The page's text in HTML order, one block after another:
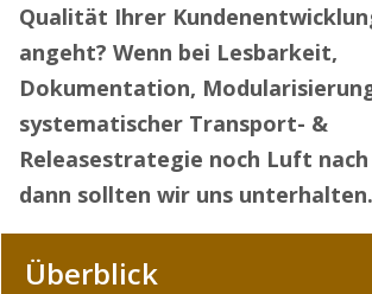
Qualität Ihrer
angeht? Wenn bei Lesbarkeit,
Dokumentation,
systematischer Transport- &
Releasestrategie noch Luft
dann sollten wir uns unterhalten.
Überblick